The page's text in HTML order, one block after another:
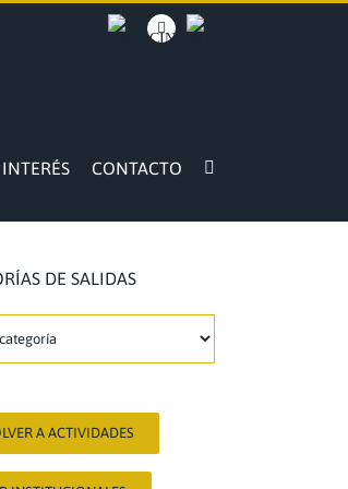
BACOCINA
FacebookINTRANET
CONTACTO
DE SALIDAS
A ACTIVIDADES